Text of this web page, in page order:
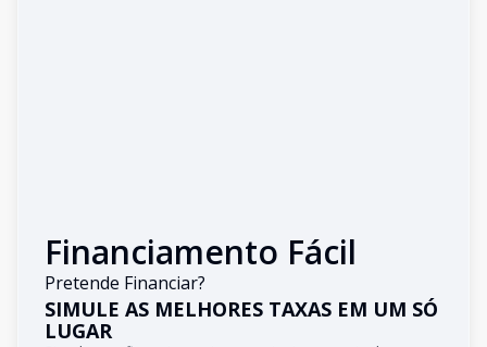
Financiamento Fácil
Pretende Financiar?
SIMULE AS MELHORES TAXAS EM UM SÓ
LUGAR